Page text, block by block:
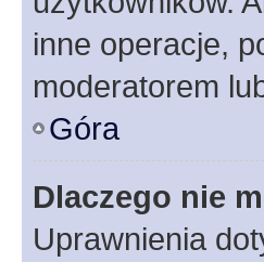
inne operacje,
moderatorem
Góra
Dlaczego nie
Uprawnienia